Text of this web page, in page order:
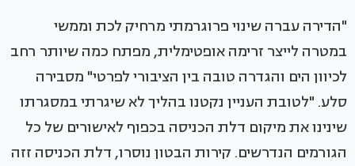
"הדירה עברה שינוי פרוגרמתי מרחיק לכת וממשי
במטרה לייצר זרימה אופטימלית, מפתח כמה שיותר רחב
לכיוון הים והגדרה טובה בין הציבורי לפרטי" מסבירה
סלע. "לטובת העניין נקטנו בהליך לא שיגרתי במסגרתו
שינינו את מיקום דלת הכניסה בכפוף לאישורים של כל
הגורמים הנדרשים. קירות הבטון נוסרו, דלת הכניסה זזה